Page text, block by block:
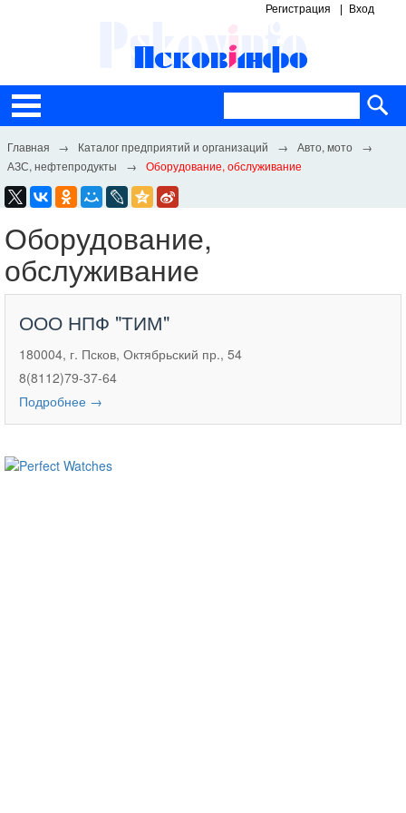
Регистрация Вход
Каталог предприятий и организаций
Авто, мото
АЗС, нефтепродукты
Оборудование, обслуживание
Оборудование,
обслуживание
ООО НПФ "ТИМ"
180004, г. Псков, Октябрьский пр., 54
8(8112)79-37-64
Подробнее →